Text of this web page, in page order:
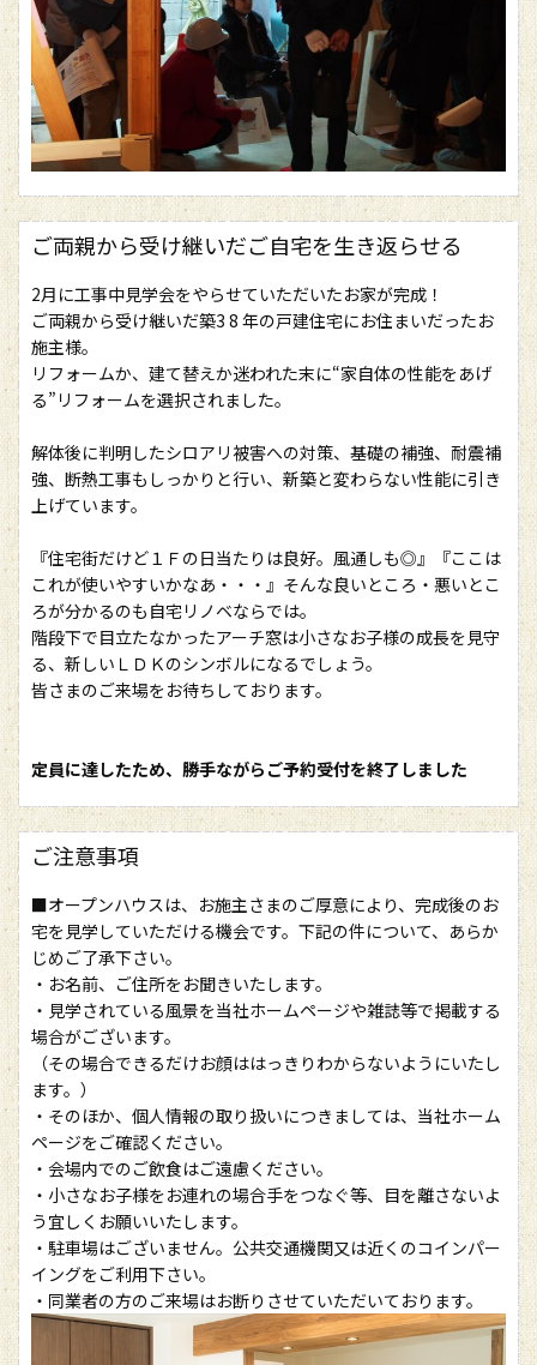
ご両親から受け継いだご自宅を生き返らせる
2月に工事中見学会をやらせていただいたお家が完成！
ご両親から受け継いだ築3 8 年の戸建住宅にお住まいだったお
施主様。
リフォームか、建て替えか迷われた末に“家自体の性能をあげ
る”リフォームを選択されました。
解体後に判明したシロアリ被害への対策、基礎の補強、耐震補
強、断熱工事もしっかりと行い、新築と変わらない性能に引き
上げています。
『住宅街だけど１Ｆの日当たりは良好。風通しも◎』『ここは
これが使いやすいかなあ・・・』そんな良いところ・悪いとこ
ろが分かるのも自宅リノベならでは。
階段下で目立たなかったアーチ窓は小さなお子様の成長を見守
る、新しいＬＤＫのシンボルになるでしょう。
皆さまのご来場をお待ちしております。
定員に達したため、勝手ながらご予約受付を終了しました
ご注意事項
■オープンハウスは、お施主さまのご厚意により、完成後のお
宅を見学していただける機会です。下記の件について、あらか
じめご了承下さい。
・お名前、ご住所をお聞きいたします。
・見学されている風景を当社ホームページや雑誌等で掲載する
場合がございます。
（その場合できるだけお顔ははっきりわからないようにいたし
ます。）
・そのほか、個人情報の取り扱いにつきましては、当社ホーム
ページをご確認ください。
・会場内でのご飲食はご遠慮ください。
・小さなお子様をお連れの場合手をつなぐ等、目を離さないよ
う宜しくお願いいたします。
・駐車場はございません。公共交通機関又は近くのコインパー
イングをご利用下さい。
・同業者の方のご来場はお断りさせていただいております。